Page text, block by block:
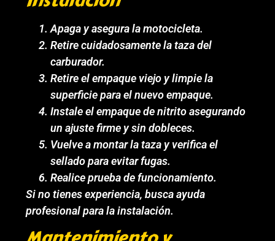
Apaga y asegura la motocicleta.
Retire cuidadosamente la taza del
carburador.
Retire el empaque viejo y limpie la
superficie para el nuevo empaque.
Instale el empaque de nitrito asegurando
un ajuste firme y sin dobleces.
Vuelve a montar la taza y verifica el
sellado para evitar fugas.
Realice prueba de funcionamiento.
Si no tienes experiencia, busca ayuda
profesional para la instalación.